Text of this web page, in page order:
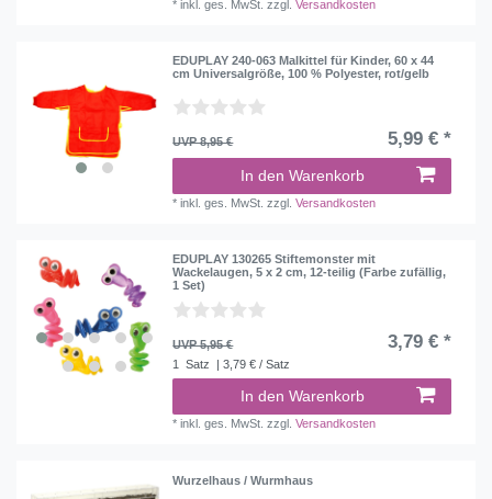
*inkl. ges. MwSt. zzgl.Versandkosten
EDUPLAY 240-063 Malkittel für Kinder, 60 x 44
cm Universalgröße, 100 % Polyester, rot/gelb
UVP 8,95 € 5,99 € *
In den Warenkorb
*inkl. ges. MwSt. zzgl.Versandkosten
EDUPLAY 130265 Stiftemonster mit
Wackelaugen, 5 x 2 cm, 12-teilig (Farbe zufällig,
1 Set)
UVP 5,95 € 3,79 € *
1 Satz | 3,79 € / Satz
In den Warenkorb
*inkl. ges. MwSt. zzgl.Versandkosten
Wurzelhaus / Wurmhaus